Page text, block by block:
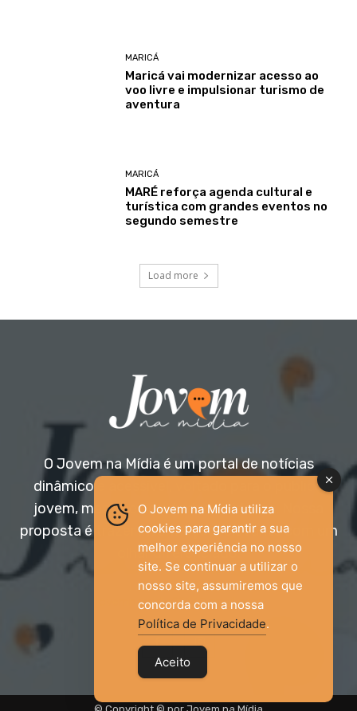
MARICÁ
Maricá vai modernizar acesso ao
voo livre e impulsionar turismo de
aventura
MARICÁ
MARÉ reforça agenda cultural e
turística com grandes eventos no
segundo semestre
Load more
O Jovem na Mídia é um portal de notícias
dinâmico e acessível, voltado para o público
jovem, mas aberto a todas as idades. Nossa
proposta é trazer informação relevante com um
olhar diferenciado.
Entre em contato:
jovemnamidia2017@gmail.com
O Jovem na Mídia utiliza
cookies para garantir a sua
melhor experiência no nosso
site. Se continuar a utilizar o
nosso site, assumiremos que
concorda com a nossa
Política de Privacidade.
Aceito